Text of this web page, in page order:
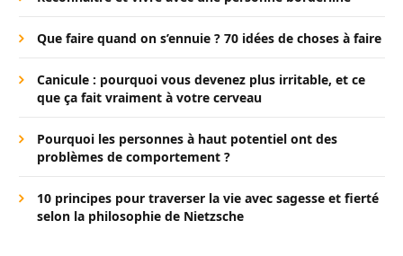
Que faire quand on s’ennuie ? 70 idées de choses à faire
Canicule : pourquoi vous devenez plus irritable, et ce
que ça fait vraiment à votre cerveau
Pourquoi les personnes à haut potentiel ont des
problèmes de comportement ?
10 principes pour traverser la vie avec sagesse et fierté
selon la philosophie de Nietzsche